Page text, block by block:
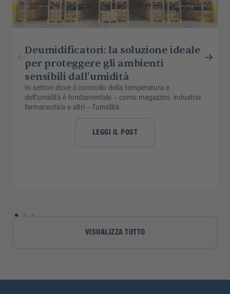
Deumidificatori: la soluzione ideale
per proteggere gli ambienti
sensibili dall’umidità
In settori dove il controllo della temperatura e
dell’umidità è fondamentale – come magazzini, industria
farmaceutica e altri – l'umidità
LEGGI IL POST
VISUALIZZA TUTTO